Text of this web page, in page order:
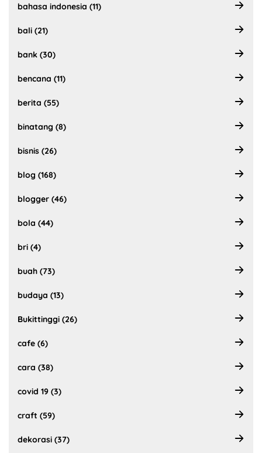
bahasa indonesia (11)
bali (21)
bank (30)
bencana (11)
berita (55)
binatang (8)
bisnis (26)
blog (168)
blogger (46)
bola (44)
bri (4)
buah (73)
budaya (13)
Bukittinggi (26)
cafe (6)
cara (38)
covid 19 (3)
craft (59)
dekorasi (37)